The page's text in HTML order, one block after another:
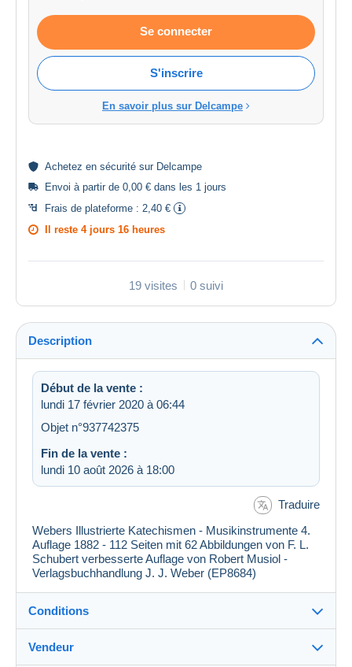
Se connecter
S'inscrire
En savoir plus sur Delcampe
Achetez en sécurité sur Delcampe
Envoi à partir de 0,00 € dans les 1 jours
Frais de plateforme : 2,40 €
Il reste 4 jours 16 heures
19 visites 0 suivi
Description
Début de la vente :
lundi 17 février 2020 à 06:44
Objet n°937742375
Fin de la vente :
lundi 10 août 2026 à 18:00
Traduire
Webers Illustrierte Katechismen - Musikinstrumente 4.
Auflage 1882 - 112 Seiten mit 62 Abbildungen von F. L.
Schubert verbesserte Auflage von Robert Musiol -
Verlagsbuchhandlung J. J. Weber (EP8684)
Conditions
Vendeur